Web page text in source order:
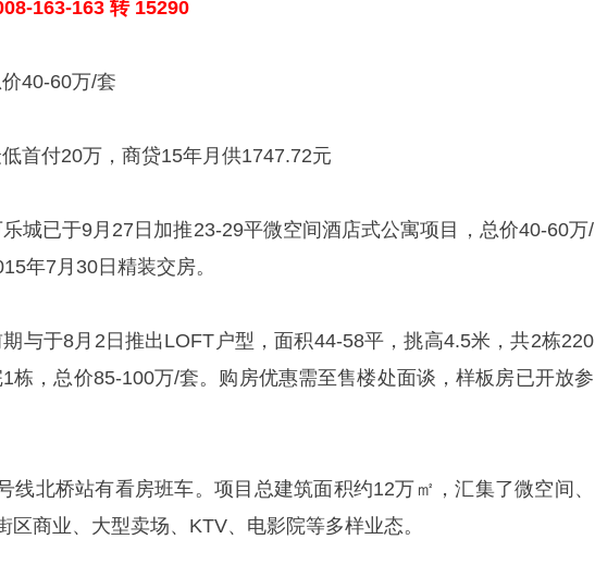
163-163 转 15290
价40-60万/套
低首付20万，商贷15年月供1747.72元
乐城已于9月27日加推23-29平微空间酒店式公寓项目，总价40-60万/
年7月30日精装交房。
与于8月2日推出LOFT户型，面积44-58平，挑高4.5米，共2栋220
栋，总价85-100万/套。购房优惠需至售楼处面谈，样板房已开放参
线北桥站有看房班车。项目总建筑面积约12万㎡，汇集了微空间、
区商业、大型卖场、KTV、电影院等多样业态。